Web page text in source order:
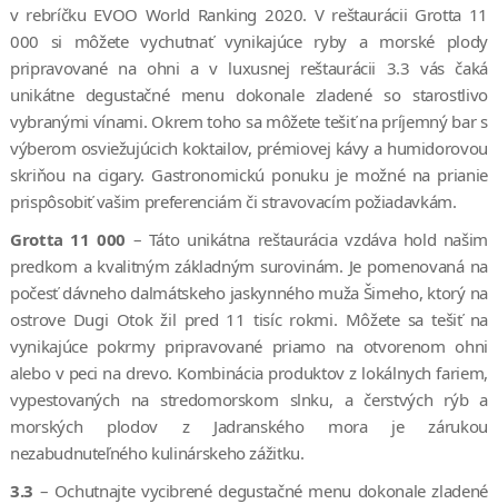
v rebríčku EVOO World Ranking 2020. V reštaurácii Grotta 11
000 si môžete vychutnať vynikajúce ryby a morské plody
pripravované na ohni a v luxusnej reštaurácii 3.3 vás čaká
unikátne degustačné menu dokonale zladené so starostlivo
vybranými vínami. Okrem toho sa môžete tešiť na príjemný bar s
výberom osviežujúcich koktailov, prémiovej kávy a humidorovou
skriňou na cigary. Gastronomickú ponuku je možné na prianie
prispôsobiť vašim preferenciám či stravovacím požiadavkám.
Grotta 11 000 – Táto unikátna reštaurácia vzdáva hold našim
predkom a kvalitným základným surovinám. Je pomenovaná na
počesť dávneho dalmátskeho jaskynného muža Šimeho, ktorý na
ostrove Dugi Otok žil pred 11 tisíc rokmi. Môžete sa tešiť na
vynikajúce pokrmy pripravované priamo na otvorenom ohni
alebo v peci na drevo. Kombinácia produktov z lokálnych fariem,
vypestovaných na stredomorskom slnku, a čerstvých rýb a
morských plodov z Jadranského mora je zárukou
nezabudnuteľného kulinárskeho zážitku.
3.3 – Ochutnajte vycibrené degustačné menu dokonale zladené